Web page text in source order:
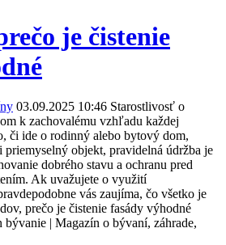
je čistenie
03.09.2025 10:46 Starostlivosť o
k zachovalému vzhľadu každej
či ide o rodinný alebo bytový dom,
objekt, pravidelná údržba je
dobrého stavu a ochranu pred
Ak uvažujete o využití
vás zaujíma, čo všetko je
prečo je čistenie fasády výhodné
bývanie | Magazín o bývaní, záhrade,